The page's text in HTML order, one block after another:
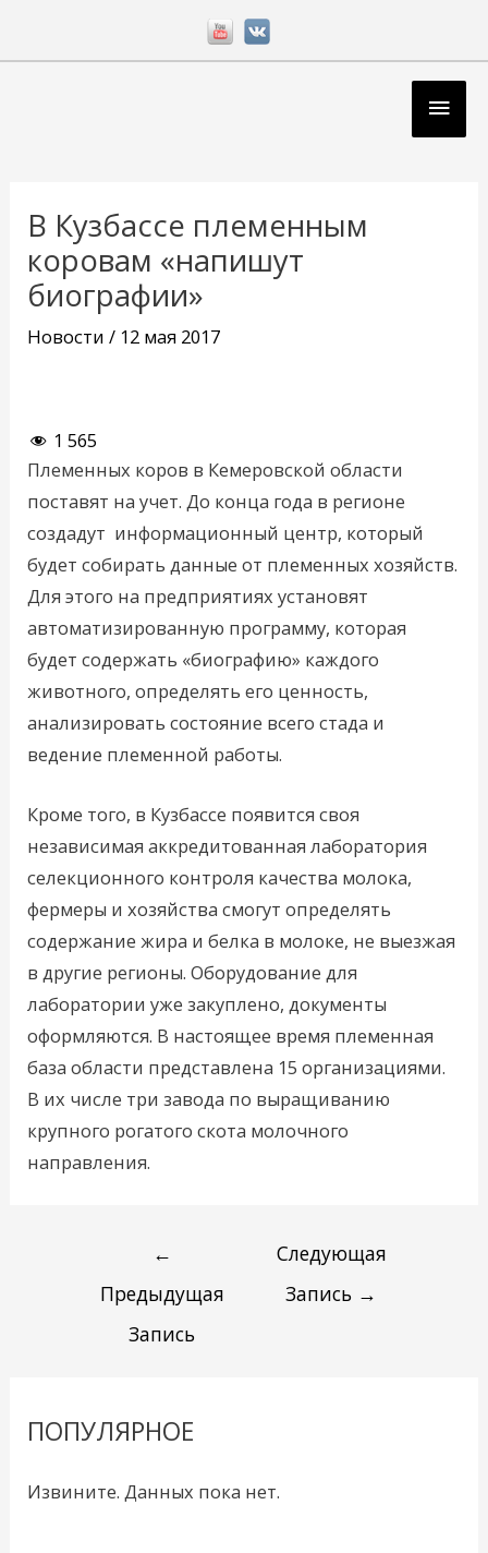
В Кузбассе племенным
коровам «напишут
биографии»
Новости / 12 мая 2017
1 565
Племенных коров в Кемеровской области
поставят на учет. До конца года в регионе
создадут информационный центр, который
будет собирать данные от племенных хозяйств.
Для этого на предприятиях установят
автоматизированную программу, которая
будет содержать «биографию» каждого
животного, определять его ценность,
анализировать состояние всего стада и
ведение племенной работы.
Кроме того, в Кузбассе появится своя
независимая аккредитованная лаборатория
селекционного контроля качества молока,
фермеры и хозяйства смогут определять
содержание жира и белка в молоке, не выезжая
в другие регионы. Оборудование для
лаборатории уже закуплено, документы
оформляются. В настоящее время племенная
база области представлена 15 организациями.
В их числе три завода по выращиванию
крупного рогатого скота молочного
направления.
записям
←
Предыдущая
Запись
Следующая
Запись →
ПОПУЛЯРНОЕ
Извините. Данных пока нет.